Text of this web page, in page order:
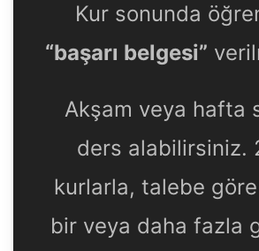
Kur sonunda
“başarı belgesi”
Akşam veya hafta
ders alabilirsiniz.
kurlarla, talebe
bir veya daha fazla